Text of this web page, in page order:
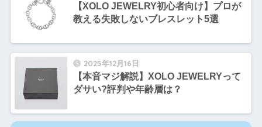
【XOLO JEWELRY初心者向け】プロが
教える失敗しないブレスレット5選
2025年12月16日
【本音マジ解説】XOLO JEWELRYって
ダサい?評判や年齢層は？